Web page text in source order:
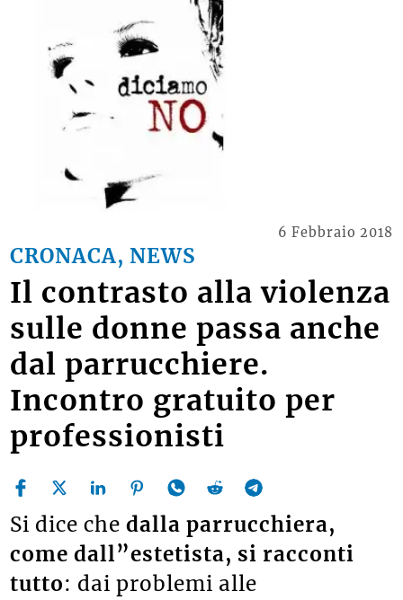
CRONACA, NEWS
6 Febbraio 2018
Il contrasto alla violenza
sulle donne passa anche
dal parrucchiere.
Incontro gratuito per
professionisti
Si dice chedalla parrucchiera,
come dall”estetista, si racconti
tutto: dai problemi alle